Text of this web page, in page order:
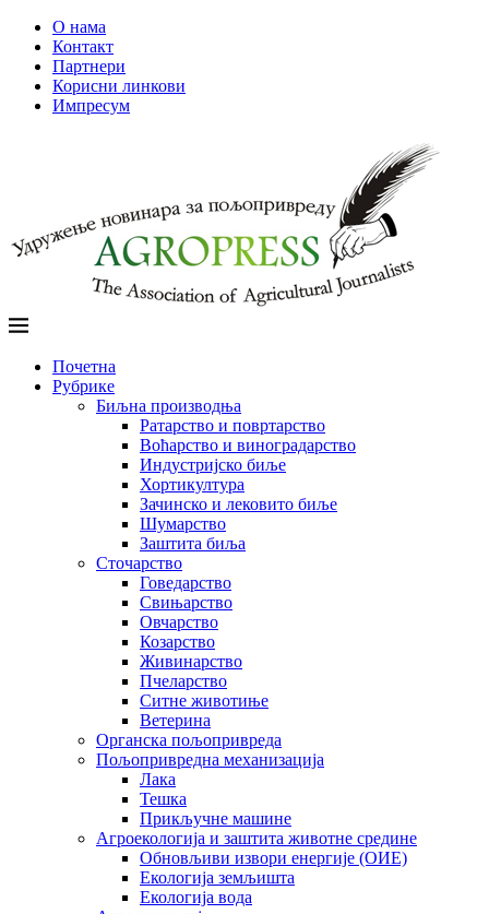
О нама
Контакт
Партнери
Корисни линкови
Импресум
Почетна
Рубрике
Биљна производња
Ратарство и повртарство
Воћарство и виноградарство
Индустријско биље
Хортикултура
Зачинско и лековито биље
Шумарство
Заштита биља
Сточарство
Говедарство
Свињарство
Овчарство
Козарство
Живинарство
Пчеларство
Ситне животиње
Ветерина
Органска пољопривреда
Пољопривредна механизација
Лака
Тешка
Прикључне машине
Агроекологија и заштита животне средине
Обновљиви извори енергије (ОИЕ)
Екологија земљишта
Екологија вода